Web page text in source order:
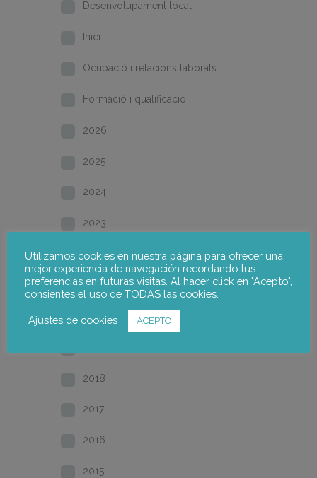
Desenvolupament local
Inici
Ocupació i relacions laborals
Formació i qualificació
2026
2025
2024
2023
2022
2021
2020
2018
2017
2016
2015
Utilizamos cookies en nuestra página para ofrecer una
mejor experiencia de navegación recordando tus
preferencias en futuras visitas. Al hacer click en "Acepto",
consientes el uso de TODAS las cookies.
Ajustes de cookies ACEPTO